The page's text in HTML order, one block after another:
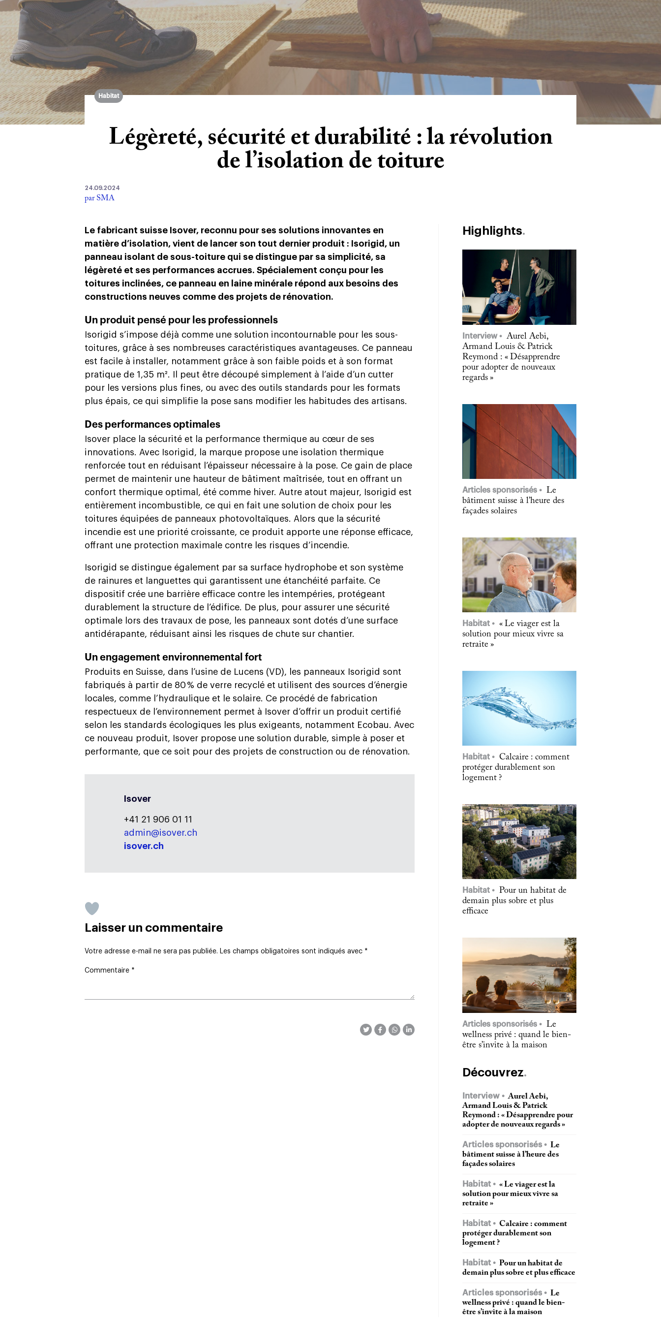
Habitat
Légèreté, sécurité et durabilité : la révolution
de l’isolation de toiture
24.09.2024
par SMA
Le fabricant suisse Isover, reconnu pour ses solutions innovantes en
matière d’isolation, vient de lancer son tout dernier produit : Isorigid, un
panneau isolant de sous-toiture qui se distingue par sa simplicité, sa
légèreté et ses performances accrues. Spécialement conçu pour les
toitures inclinées, ce panneau en laine minérale répond aux besoins des
constructions neuves comme des projets de rénovation.
Un produit pensé pour les professionnels
Isorigid s’impose déjà comme une solution incontournable pour les sous-
toitures, grâce à ses nombreuses caractéristiques avantageuses. Ce panneau
est facile à installer, notamment grâce à son faible poids et à son format
pratique de 1,35 m². Il peut être découpé simplement à l’aide d’un cutter
pour les versions plus fines, ou avec des outils standards pour les formats
plus épais, ce qui simplifie la pose sans modifier les habitudes des artisans.
Des performances optimales
Isover place la sécurité et la performance thermique au cœur de ses
innovations. Avec Isorigid, la marque propose une isolation thermique
renforcée tout en réduisant l’épaisseur nécessaire à la pose. Ce gain de place
permet de maintenir une hauteur de bâtiment maîtrisée, tout en offrant un
confort thermique optimal, été comme hiver. Autre atout majeur, Isorigid est
entièrement incombustible, ce qui en fait une solution de choix pour les
toitures équipées de panneaux photovoltaïques. Alors que la sécurité
incendie est une priorité croissante, ce produit apporte une réponse efficace,
offrant une protection maximale contre les risques d’incendie.
Isorigid se distingue également par sa surface hydrophobe et son système
de rainures et languettes qui garantissent une étanchéité parfaite. Ce
dispositif crée une barrière efficace contre les intempéries, protégeant
durablement la structure de l’édifice. De plus, pour assurer une sécurité
optimale lors des travaux de pose, les panneaux sont dotés d’une surface
antidérapante, réduisant ainsi les risques de chute sur chantier.
Un engagement environnemental fort
Produits en Suisse, dans l’usine de Lucens (VD), les panneaux Isorigid sont
fabriqués à partir de 80 % de verre recyclé et utilisent des sources d’énergie
locales, comme l’hydraulique et le solaire. Ce procédé de fabrication
respectueux de l’environnement permet à Isover d’offrir un produit certifié
selon les standards écologiques les plus exigeants, notamment Ecobau. Avec
ce nouveau produit, Isover propose une solution durable, simple à poser et
performante, que ce soit pour des projets de construction ou de rénovation.
Isover
+41 21 906 01 11
admin@isover.ch
isover.ch
Laisser un commentaire
Votre adresse e-mail ne sera pas publiée. Les champs obligatoires sont indiqués avec *
Commentaire *
Highlights
Interview
Aurel Aebi,
Armand Louis & Patrick
Reymond : « Désapprendre
pour adopter de nouveaux
regards »
Articles sponsorisés
Le
bâtiment suisse à l’heure des
façades solaires
Habitat
« Le viager est la
solution pour mieux vivre sa
retraite »
Habitat
Calcaire : comment
protéger durablement son
logement ?
Habitat
Pour un habitat de
demain plus sobre et plus
efficace
Articles sponsorisés
Le
wellness privé : quand le bien-
être s’invite à la maison
Découvrez
Interview
Aurel Aebi,
Armand Louis & Patrick
Reymond : « Désapprendre pour
adopter de nouveaux regards »
Articles sponsorisés
Le
bâtiment suisse à l’heure des
façades solaires
Habitat
« Le viager est la
solution pour mieux vivre sa
retraite »
Habitat
Calcaire : comment
protéger durablement son
logement ?
Habitat
Pour un habitat de
demain plus sobre et plus efficace
Articles sponsorisés
Le
wellness privé : quand le bien-
être s’invite à la maison